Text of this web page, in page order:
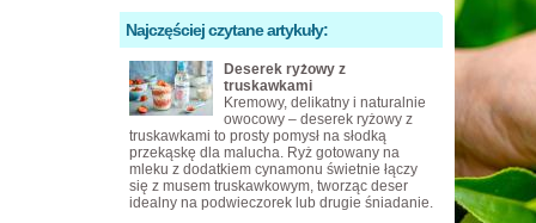
Najczęściej czytane artykuły:
Deserek ryżowy z
truskawkami
Kremowy, delikatny i naturalnie
owocowy – deserek ryżowy z
truskawkami to prosty pomysł na słodką
przekąskę dla malucha. Ryż gotowany na
mleku z dodatkiem cynamonu świetnie łączy
się z musem truskawkowym, tworząc deser
idealny na podwieczorek lub drugie śniadanie.